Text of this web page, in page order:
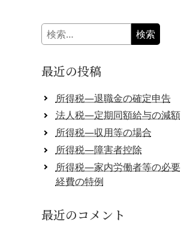
検
索:
最近の投稿
所得税―退職金の確定申告
法人税―定期同額給与の減額
所得税―収用等の場合
所得税―障害者控除
所得税―家内労働者等の必要
経費の特例
最近のコメント